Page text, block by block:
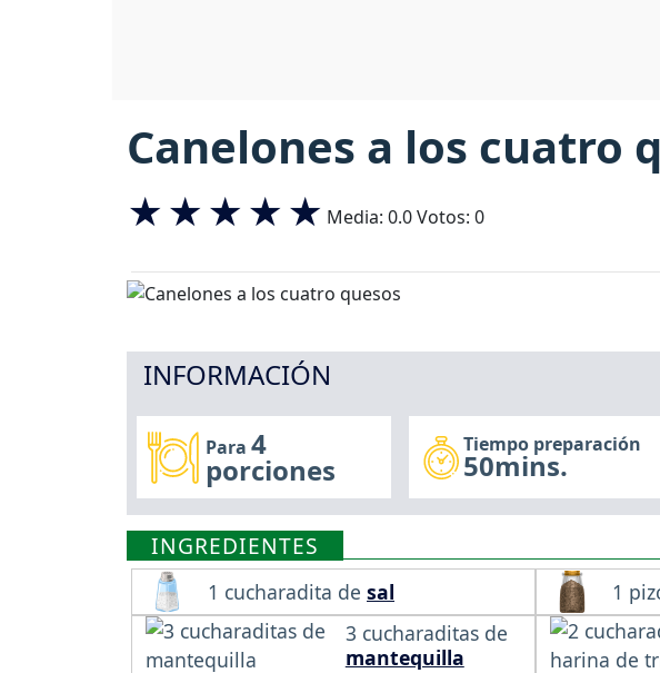
Canelones a los cuatro
Media: 0.0Votos: 0
INFORMACIÓN
Para4
porciones
Tiempo preparación
50mins.
INGREDIENTES
1 cucharadita de sal
1
3 cucharaditas de
mantequilla